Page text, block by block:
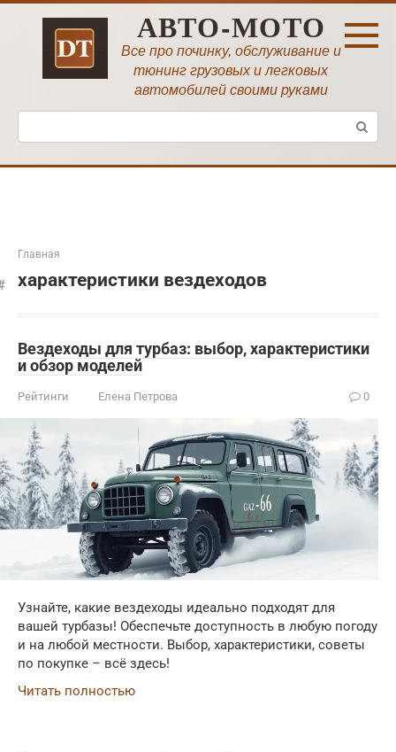
Перейти
АВТО-МОТО
Все про починку, обслуживание и
тюнинг грузовых и легковых
автомобилей своими руками
Поиск:
Главная
характеристики вездеходов
Вездеходы для турбаз: выбор, характеристики
и обзор моделей
Рейтинги Елена Петрова 0
Узнайте, какие вездеходы идеально подходят для
вашей турбазы! Обеспечьте доступность в любую погоду
и на любой местности. Выбор, характеристики, советы
по покупке – всё здесь!
Читать полностью